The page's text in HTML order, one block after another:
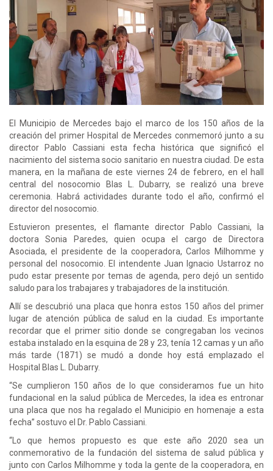
El Municipio de Mercedes bajo el marco de los 150 años de la
creación del primer Hospital de Mercedes conmemoró junto a su
director Pablo Cassiani esta fecha histórica que significó el
nacimiento del sistema socio sanitario en nuestra ciudad. De esta
manera, en la mañana de este viernes 24 de febrero, en el hall
central del nosocomio Blas L. Dubarry, se realizó una breve
ceremonia. Habrá actividades durante todo el año, confirmó el
director del nosocomio.
Estuvieron presentes, el flamante director Pablo Cassiani, la
doctora Sonia Paredes, quien ocupa el cargo de Directora
Asociada, el presidente de la cooperadora, Carlos Milhomme y
personal del nosocomio. El intendente Juan Ignacio Ustarroz no
pudo estar presente por temas de agenda, pero dejó un sentido
saludo para los trabajares y trabajadores de la institución.
Allí se descubrió una placa que honra estos 150 años del primer
lugar de atención pública de salud en la ciudad. Es importante
recordar que el primer sitio donde se congregaban los vecinos
estaba instalado en la esquina de 28 y 23, tenía 12 camas y un año
más tarde (1871) se mudó a donde hoy está emplazado el
Hospital Blas L. Dubarry.
“Se cumplieron 150 años de lo que consideramos fue un hito
fundacional en la salud pública de Mercedes, la idea es entronar
una placa que nos ha regalado el Municipio en homenaje a esta
fecha” sostuvo el Dr. Pablo Cassiani.
“Lo que hemos propuesto es que este año 2020 sea un
conmemorativo de la fundación del sistema de salud pública y
junto con Carlos Milhomme y toda la gente de la cooperadora, en